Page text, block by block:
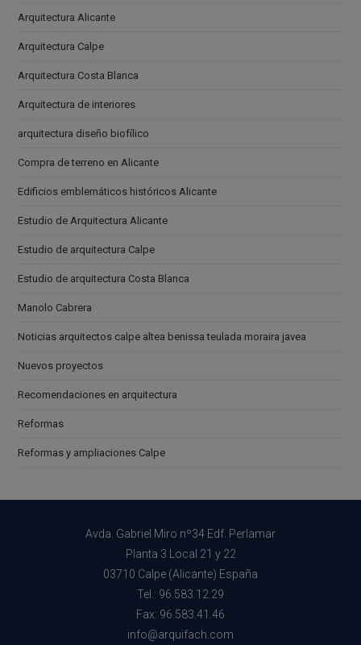
Arquitectura Alicante
Arquitectura Calpe
Arquitectura Costa Blanca
Arquitectura de interiores
arquitectura diseño biofílico
Compra de terreno en Alicante
Edificios emblemáticos históricos Alicante
Estudio de Arquitectura Alicante
Estudio de arquitectura Calpe
Estudio de arquitectura Costa Blanca
Manolo Cabrera
Noticias arquitectos calpe altea benissa teulada moraira javea
Nuevos proyectos
Recomendaciones en arquitectura
Reformas
Reformas y ampliaciones Calpe
Avda. Gabriel Miro nº34 Edf. Perlamar
Planta 3 Local 21 y 22
03710 Calpe (Alicante) España
Tel.: 96.583.12.29
Fax: 96.583.41.46
info@arquifach.com